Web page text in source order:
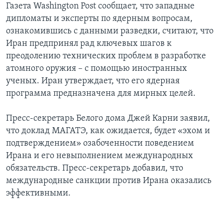
Газета Washington Post сообщает, что западные
дипломаты и эксперты по ядерным вопросам,
ознакомившись с данными разведки, считают, что
Иран предпринял рад ключевых шагов к
преодолению технических проблем в разработке
атомного оружия – с помощью иностранных
ученых. Иран утверждает, что его ядерная
программа предназначена для мирных целей.
Пресс-секретарь Белого дома Джей Карни заявил,
что доклад МАГАТЭ, как ожидается, будет «эхом и
подтверждением» озабоченности поведением
Ирана и его невыполнением международных
обязательств. Пресс-секретарь добавил, что
международные санкции против Ирана оказались
эффективными.